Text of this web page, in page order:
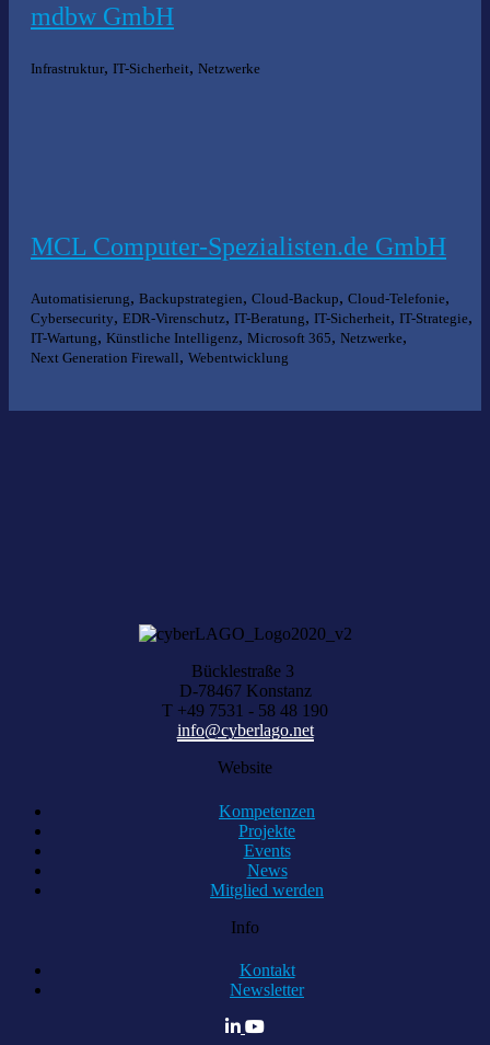
mdbw GmbH
Infrastruktur, IT-Sicherheit, Netzwerke
MCL Computer-Spezialisten.de GmbH
Automatisierung, Backupstrategien, Cloud-Backup, Cloud-Telefonie,
Cybersecurity, EDR-Virenschutz, IT-Beratung, IT-Sicherheit, IT-Strategie,
IT-Wartung, Künstliche Intelligenz, Microsoft 365, Netzwerke,
Next Generation Firewall, Webentwicklung
Bücklestraße 3
D-78467 Konstanz
T +49 7531 - 58 48 190
info@cyberlago.net
Website
Kompetenzen
Projekte
Events
News
Mitglied werden
Info
Kontakt
Newsletter